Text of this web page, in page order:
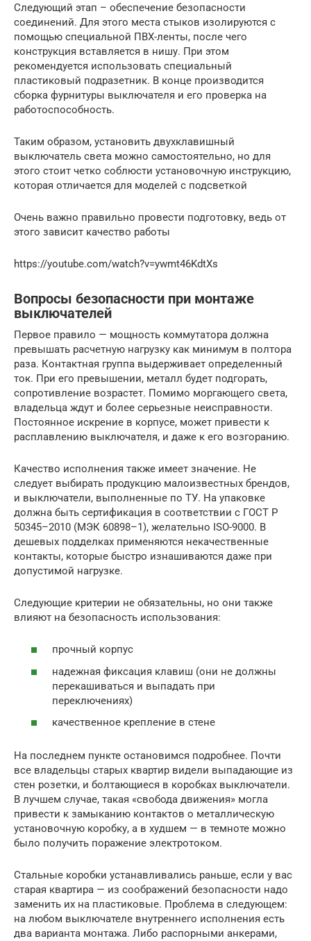
Следующий этап – обеспечение безопасности
соединений. Для этого места стыков изолируются с
помощью специальной ПВХ-ленты, после чего
конструкция вставляется в нишу. При этом
рекомендуется использовать специальный
пластиковый подразетник. В конце производится
сборка фурнитуры выключателя и его проверка на
работоспособность.
Таким образом, установить двухклавишный
выключатель света можно самостоятельно, но для
этого стоит четко соблюсти установочную инструкцию,
которая отличается для моделей с подсветкой
Очень важно правильно провести подготовку, ведь от
этого зависит качество работы
https://youtube.com/watch?v=ywmt46KdtXs
Вопросы безопасности при монтаже
выключателей
Первое правило — мощность коммутатора должна
превышать расчетную нагрузку как минимум в полтора
раза. Контактная группа выдерживает определенный
ток. При его превышении, металл будет подгорать,
сопротивление возрастет. Помимо моргающего света,
владельца ждут и более серьезные неисправности.
Постоянное искрение в корпусе, может привести к
расплавлению выключателя, и даже к его возгоранию.
Качество исполнения также имеет значение. Не
следует выбирать продукцию малоизвестных брендов,
и выключатели, выполненные по ТУ. На упаковке
должна быть сертификация в соответствии с ГОСТ Р
50345–2010 (МЭК 60898–1), желательно ISO-9000. В
дешевых подделках применяются некачественные
контакты, которые быстро изнашиваются даже при
допустимой нагрузке.
Следующие критерии не обязательны, но они также
влияют на безопасность использования:
прочный корпус
надежная фиксация клавиш (они не должны
перекашиваться и выпадать при
переключениях)
качественное крепление в стене
На последнем пункте остановимся подробнее. Почти
все владельцы старых квартир видели выпадающие из
стен розетки, и болтающиеся в коробках выключатели.
В лучшем случае, такая «свобода движения» могла
привести к замыканию контактов о металлическую
установочную коробку, а в худшем — в темноте можно
было получить поражение электротоком.
Стальные коробки устанавливались раньше, если у вас
старая квартира — из соображений безопасности надо
заменить их на пластиковые. Проблема в следующем:
на любом выключателе внутреннего исполнения есть
два варианта монтажа. Либо распорными анкерами,